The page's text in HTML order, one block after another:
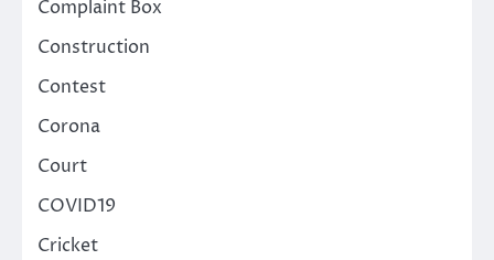
Complaint Box
Construction
Contest
Corona
Court
COVID19
Cricket